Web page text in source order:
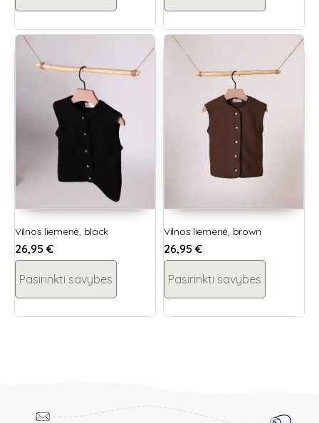
Vilnos liemenė, black
26,95 €
Pasirinkti savybes
Vilnos liemenė, brown
26,95 €
Pasirinkti savybes